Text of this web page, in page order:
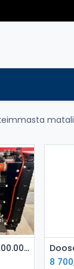
IVECO FPT F32MNTX00.00 ( 65 kW) dieselmoottori
8